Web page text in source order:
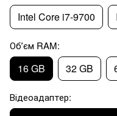
Intel Core i7-9700
Обʼєм RAM:
16 GB 32 GB
Відеоадаптер: